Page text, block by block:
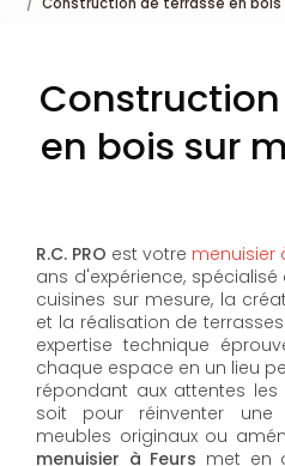
en bois sur
R.C. PRO est votre menuisier
ans d'expérience,
cuisines sur mesure, la
et la réalisation de
expertise technique
chaque espace en un lieu
répondant aux attentes
soit pour réinventer une
meubles originaux ou
menuisier à Feurs met en